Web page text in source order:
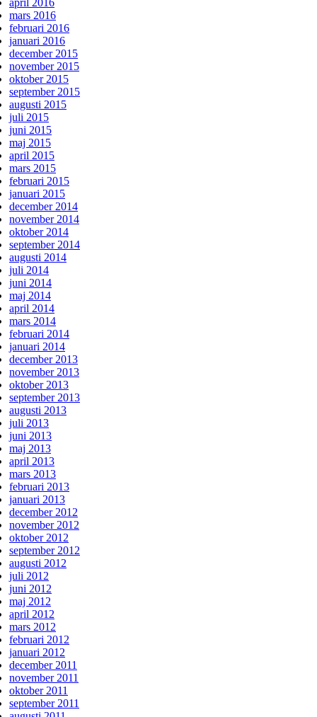
april 2016
mars 2016
februari 2016
januari 2016
december 2015
november 2015
oktober 2015
september 2015
augusti 2015
juli 2015
juni 2015
maj 2015
april 2015
mars 2015
februari 2015
januari 2015
december 2014
november 2014
oktober 2014
september 2014
augusti 2014
juli 2014
juni 2014
maj 2014
april 2014
mars 2014
februari 2014
januari 2014
december 2013
november 2013
oktober 2013
september 2013
augusti 2013
juli 2013
juni 2013
maj 2013
april 2013
mars 2013
februari 2013
januari 2013
december 2012
november 2012
oktober 2012
september 2012
augusti 2012
juli 2012
juni 2012
maj 2012
april 2012
mars 2012
februari 2012
januari 2012
december 2011
november 2011
oktober 2011
september 2011